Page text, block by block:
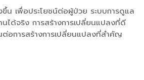
น เพื่อประโยชน์ต่อผู้ป่วย ระบบการดูแล
ได้จริง การสร้างการเปลี่ยนแปลงที่ดี
อการสร้างการเปลี่ยนแปลงที่สำคัญ